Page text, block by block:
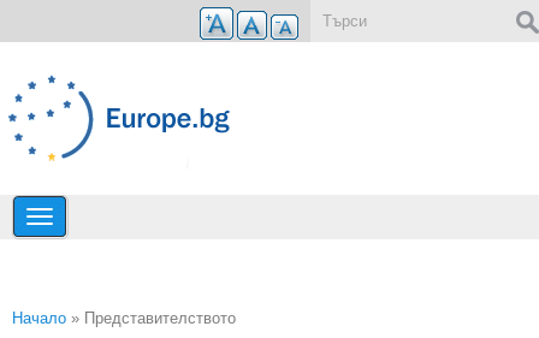
Премини към основното съдържание
Начало » Представителството